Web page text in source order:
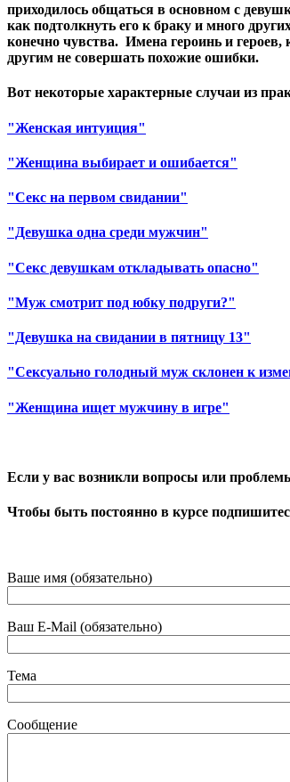
приходилось общаться в основном с
как подтолкнуть его к браку и много
конечно чувства. Имена героинь и героев,
другим не совершать похожие ошибки.
Вот некоторые характерные случаи из
"Женская интуиция"
"Женщина выбирает и ошибается"
"Секс на первом свидании"
"Девушка одна среди мужчин"
"Секс девушкам откладывать опасно"
"Муж смотрит под юбку подруги?"
"Девушка на свидании в пятницу 13"
"Сексуально голодный муж склонен к
"Женщина ищет мужчину в игре"
Если у вас возникли вопросы или
Чтобы быть постоянно в курсе
Ваше имя (обязательно)
Ваш E-Mail (обязательно)
Тема
Сообщение